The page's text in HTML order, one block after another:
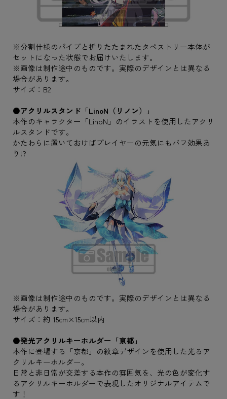
※分割仕様のパイプと折りたたまれたタペストリー本体が
セットになった状態でお届けいたします。
※画像は制作途中のものです。実際のデザインとは異なる
場合があります。
サイズ：B2
●アクリルスタンド「LinoN（リノン）」
本作のキャラクター「LinoN」のイラストを使用したアクリ
ルスタンドです。
かたわらに置いておけばプレイヤーの元気にもバフ効果あ
り!?
※画像は制作途中のものです。実際のデザインとは異なる
場合があります。
サイズ：約 15cm×15cm以内
●発光アクリルキーホルダー「亰都」
本作に登場する「亰都」の紋章デザインを使用した光るア
クリルキーホルダー。
日常と非日常が交差する本作の雰囲気を、光の色が変化す
るアクリルキーホルダーで表現したオリジナルアイテムで
す！